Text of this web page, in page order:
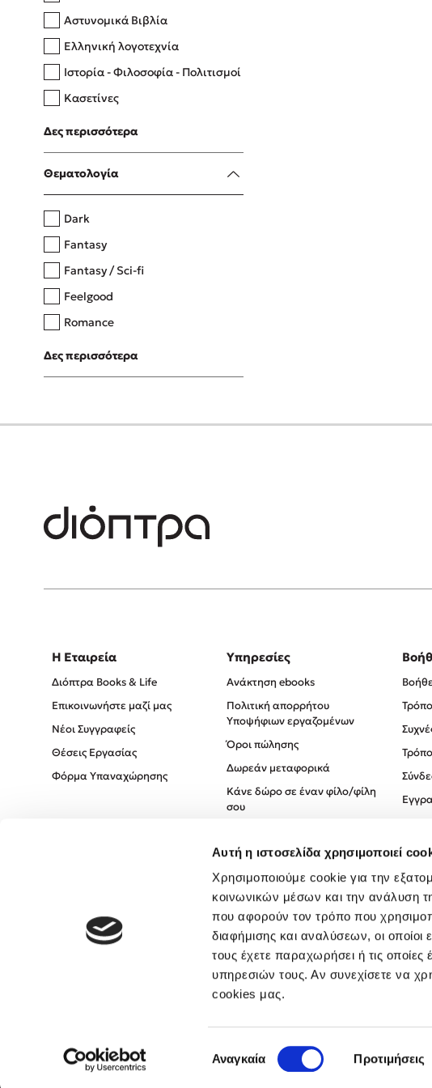
Αυτή η ιστοσελίδα χρησιμοποιεί
Χρησιμοποιούμε cookie για την
κοινωνικών μέσων και την ανάλυση
που αφορούν τον τρόπο που
διαφήμισης και αναλύσεων, οι
τους έχετε παραχωρήσει ή τις
υπηρεσιών τους. Αν συνεχίσετε να
cookies μας.
συγκατάθεσης
Αναγκαία Προτιμήσεις
Δανάη Δεληγεώργη
Πάνω, κάτω, μπροστά, πίσω
Η μέθοδος Αφήστε τους
Αστυνομικά Βιβλία
Ελληνική λογοτεχνία
Ιστορία - Φιλοσοφία - Πολιτισμοί
Κασετίνες
Λευκώματα - Έγχρωμοι οδηγοί
Μαγειρική
Δες περισσότερα
Θεματολογία
Dark
Fantasy
Fantasy / Sci-fi
Feelgood
Romance
Upmarket
Young Adult
Δες περισσότερα
Η Εταιρεία
Διόπτρα Books & Life
Επικοινωνήστε μαζί μας
Νέοι Συγγραφείς
Θέσεις Εργασίας
Φόρμα Υπαναχώρησης
Υπηρεσίες
Ανάκτηση ebooks
Πολιτική απορρήτου
Υποψήφιων εργαζομένων
Όροι πώλησης
Δωρεάν μεταφορικά
Κάνε δώρο σε έναν φίλο/φίλη
σου
Πολιτική Απορρήτου
Όροι χρήσης